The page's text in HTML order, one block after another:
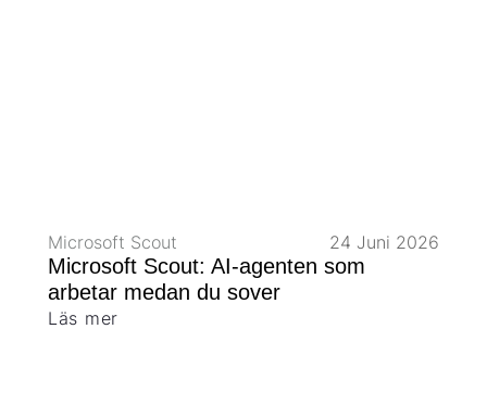
Microsoft Scout 24 Juni 2026
Microsoft Scout: AI-agenten som
arbetar medan du sover
Läs mer